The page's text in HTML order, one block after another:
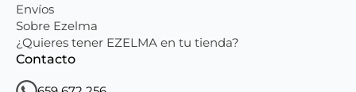
Envíos
Sobre Ezelma
¿Quieres tener EZELMA en tu tienda?
Contacto